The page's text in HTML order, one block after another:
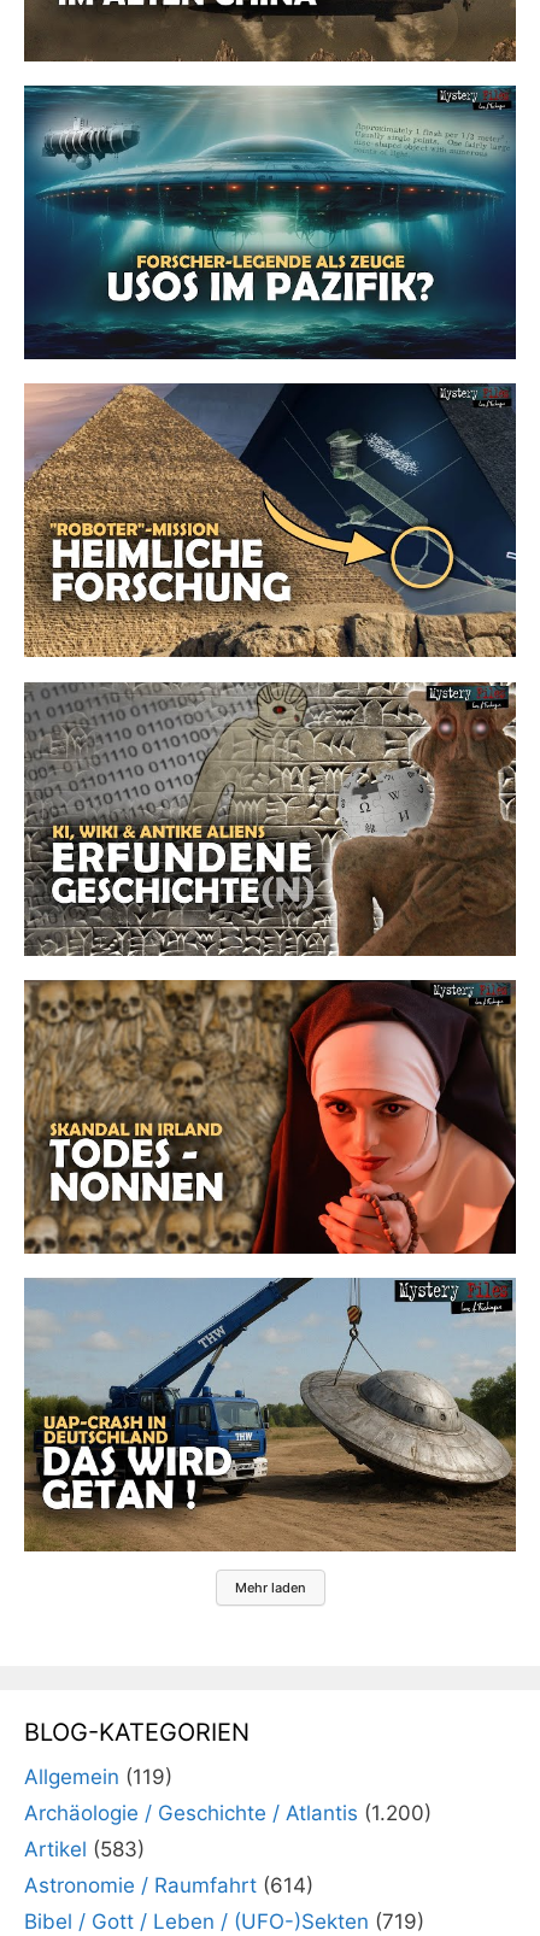
Mehr laden
BLOG-KATEGORIEN
Allgemein (119)
Archäologie / Geschichte / Atlantis (1.200)
Artikel (583)
Astronomie / Raumfahrt (614)
Bibel / Gott / Leben / (UFO-)Sekten (719)